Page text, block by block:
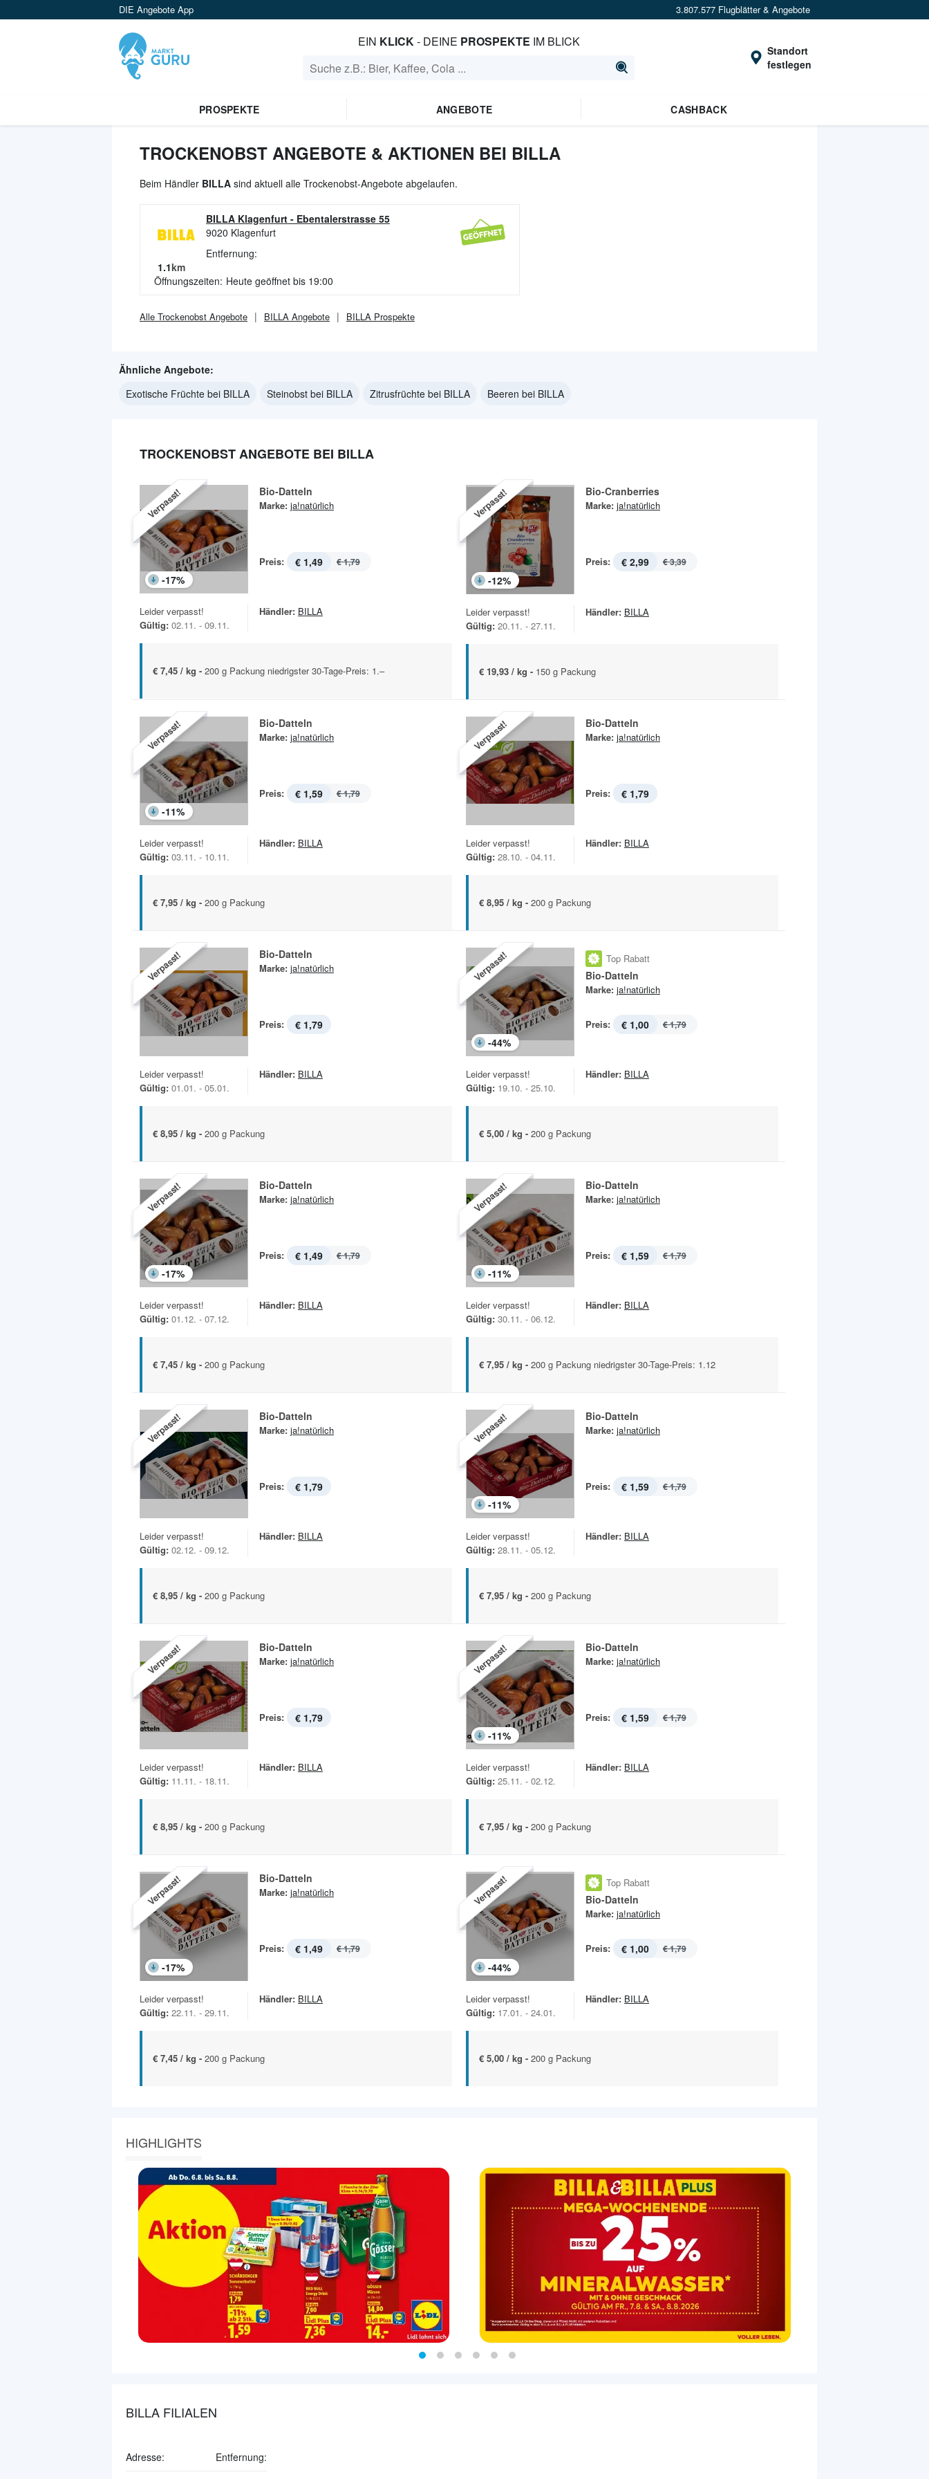
DIE Angebote App 3.807.577 Flugblätter & Angebote
EIN KLICK- DEINE PROSPEKTE IM BLICK
Standort
festlegen
PROSPEKTE ANGEBOTE CASHBACK
TROCKENOBST ANGEBOTE & AKTIONEN BEI BILLA
Beim Händler BILLA sind aktuell alle Trockenobst-Angebote abgelaufen.
BILLA Klagenfurt - Ebentalerstrasse 55
9020 Klagenfurt
Entfernung:
1.1km
Öffnungszeiten: Heute geöffnet bis 19:00
Alle Trockenobst Angebote BILLA Angebote BILLA Prospekte
Ähnliche Angebote:
Exotische Früchte bei BILLA
Steinobst bei BILLA Zitrusfrüchte bei BILLA Beeren bei BILLA
TROCKENOBST ANGEBOTE BEI BILLA
Verpasst!
-17%
Bio-Datteln
Marke: ja!natürlich
Preis: € 1,49 € 1,79
Leider verpasst!
Gültig: 02.11. - 09.11.
Händler: BILLA
€ 7,45 / kg - 200 g Packung niedrigster 30-Tage-Preis: 1.–
Verpasst!
-12%
Bio-Cranberries
Marke: ja!natürlich
Preis: € 2,99 € 3,39
Leider verpasst!
Gültig: 20.11. - 27.11.
Händler: BILLA
€ 19,93 / kg - 150 g Packung
Verpasst!
-11%
Bio-Datteln
Marke: ja!natürlich
Preis: € 1,59 € 1,79
Leider verpasst!
Gültig: 03.11. - 10.11.
Händler: BILLA
€ 7,95 / kg - 200 g Packung
Verpasst! Bio-Datteln
Marke: ja!natürlich
Preis: € 1,79
Leider verpasst!
Gültig: 28.10. - 04.11.
Händler: BILLA
€ 8,95 / kg - 200 g Packung
Verpasst! Bio-Datteln
Marke: ja!natürlich
Preis: € 1,79
Leider verpasst!
Gültig: 01.01. - 05.01.
Händler: BILLA
€ 8,95 / kg - 200 g Packung
Verpasst!
-44%
Top Rabatt
Bio-Datteln
Marke: ja!natürlich
Preis: € 1,00 € 1,79
Leider verpasst!
Gültig: 19.10. - 25.10.
Händler: BILLA
€ 5,00 / kg - 200 g Packung
Verpasst!
-17%
Bio-Datteln
Marke: ja!natürlich
Preis: € 1,49 € 1,79
Leider verpasst!
Gültig: 01.12. - 07.12.
Händler: BILLA
€ 7,45 / kg - 200 g Packung
Verpasst!
-11%
Bio-Datteln
Marke: ja!natürlich
Preis: € 1,59 € 1,79
Leider verpasst!
Gültig: 30.11. - 06.12.
Händler: BILLA
€ 7,95 / kg - 200 g Packung niedrigster 30-Tage-Preis: 1.12
Verpasst! Bio-Datteln
Marke: ja!natürlich
Preis: € 1,79
Leider verpasst!
Gültig: 02.12. - 09.12.
Händler: BILLA
€ 8,95 / kg - 200 g Packung
Verpasst!
-11%
Bio-Datteln
Marke: ja!natürlich
Preis: € 1,59 € 1,79
Leider verpasst!
Gültig: 28.11. - 05.12.
Händler: BILLA
€ 7,95 / kg - 200 g Packung
Verpasst! Bio-Datteln
Marke: ja!natürlich
Preis: € 1,79
Leider verpasst!
Gültig: 11.11. - 18.11.
Händler: BILLA
€ 8,95 / kg - 200 g Packung
Verpasst!
-11%
Bio-Datteln
Marke: ja!natürlich
Preis: € 1,59 € 1,79
Leider verpasst!
Gültig: 25.11. - 02.12.
Händler: BILLA
€ 7,95 / kg - 200 g Packung
Verpasst!
-17%
Bio-Datteln
Marke: ja!natürlich
Preis: € 1,49 € 1,79
Leider verpasst!
Gültig: 22.11. - 29.11.
Händler: BILLA
€ 7,45 / kg - 200 g Packung
Verpasst!
-44%
Top Rabatt
Bio-Datteln
Marke: ja!natürlich
Preis: € 1,00 € 1,79
Leider verpasst!
Gültig: 17.01. - 24.01.
Händler: BILLA
€ 5,00 / kg - 200 g Packung
HIGHLIGHTS
BILLA FILIALEN
Adresse: Entfernung: